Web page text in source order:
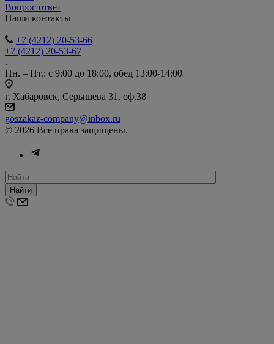
Вопрос ответ
Наши контакты
+7 (4212) 20-53-66
+7 (4212) 20-53-67
Пн. – Пт.: с 9:00 до 18:00, обед 13:00-14:00
г. Хабаровск, Серышева 31, оф.38
goszakaz-company@inbox.ru
© 2026 Все права защищены.
Найти